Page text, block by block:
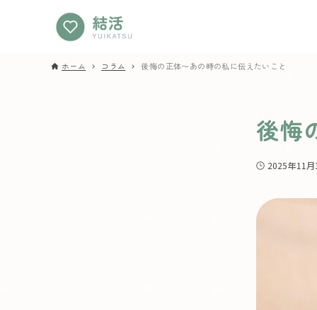
ホーム コラム 後悔の正体〜あの時の私に伝えたいこと
後悔
2025年11